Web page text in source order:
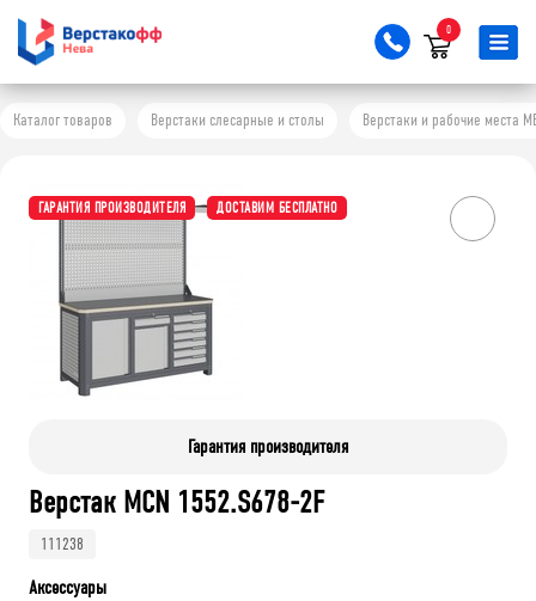
0
Каталог товаров Верстаки слесарные и столы Верстаки и рабочие места
ГАРАНТИЯ ПРОИЗВОДИТЕЛЯ ДОСТАВИМ БЕСПЛАТНО
Гарантия производителя
Верстак MCN 1552.S678-2F
111238
Аксессуары